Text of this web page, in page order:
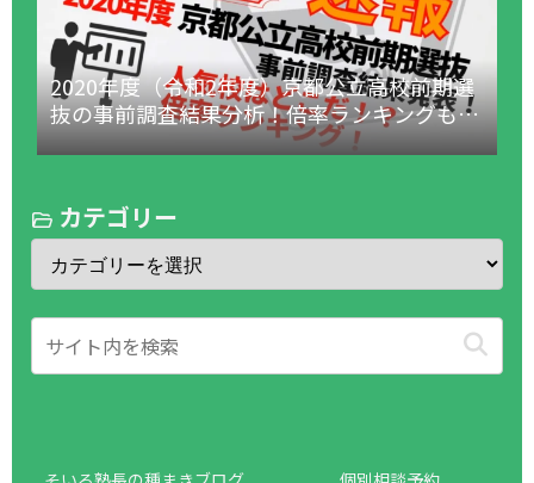
2020年度（令和2年度）京都公立高校前期選
抜の事前調査結果分析！倍率ランキングも！
（1月18日更新！）
カテゴリー